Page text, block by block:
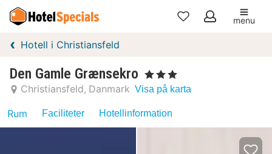
Mina
menu
Hotell i Christiansfeld
Den Gamle Grænsekro , 3 Stjärnor
Christiansfeld Danmark Visa på karta
Rum Faciliteter Hotellinformation